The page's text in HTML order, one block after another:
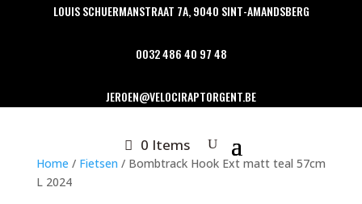
LOUIS SCHUERMANSTRAAT 7A, 9040 SINT-AMANDSBERG
0032 486 40 97 48
JEROEN@VELOCIRAPTORGENT.BE
0 Items
Home / Fietsen / Bombtrack Hook Ext matt teal 57cm
L 2024